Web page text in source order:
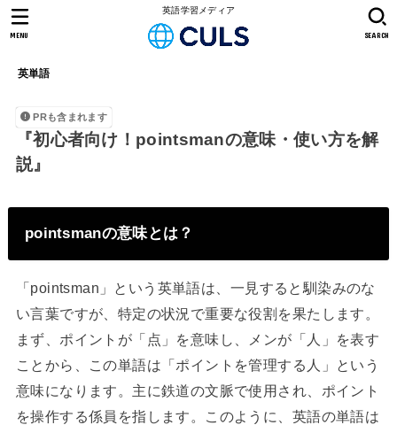
英語学習メディア
英単語
SEARCH
MENU
PRも含まれます
『初心者向け！pointsmanの意味・使い方を解
説』
pointsmanの意味とは？
「pointsman」という英単語は、一見すると馴染みのな
い言葉ですが、特定の状況で重要な役割を果たします。
まず、ポイントが「点」を意味し、メンが「人」を表す
ことから、この単語は「ポイントを管理する人」という
意味になります。主に鉄道の文脈で使用され、ポイント
を操作する係員を指します。このように、英語の単語は